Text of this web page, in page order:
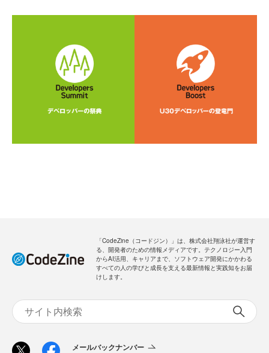
「CodeZine（コードジン）」は、株式会社翔泳社が運営す
る、開発者のための情報メディアです。テクノロジー入門
からAI活用、キャリアまで、ソフトウェア開発にかかわる
すべての人の学びと成長を支える最新情報と実践知をお届
けします。
メールバックナンバー